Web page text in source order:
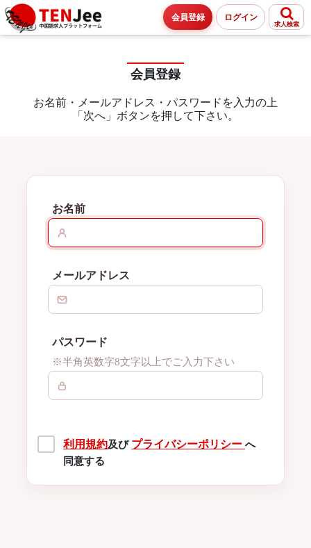
会員登録 ログイン
求人検索
会員登録
お名前・メールアドレス・パスワードを入力の上
「次へ」ボタンを押して下さい。
お名前
メールアドレス
パスワード
※半角英数字8文字以上でご入力下さい
利用規約及び プライバシーポリシーへ
同意する